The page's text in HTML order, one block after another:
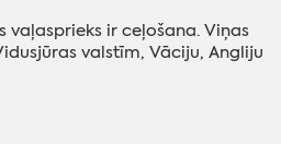
vaļasprieks ir ceļošana. Viņas
valstīm, Vāciju, Angliju